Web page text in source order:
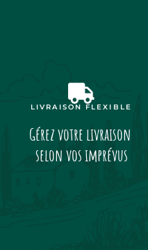
LIVRAISON FLEXIBLE
Gérez votre livraison
selon vos imprévus